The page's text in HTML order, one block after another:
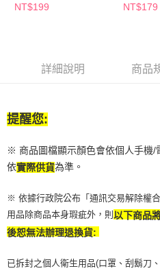
客戶支援中心」
https://
易，需依本服務之必要範圍內提供個
權轉讓予恩沛科技股份有限公司。
３．未成年的使用者請事先徵得法定代
「AFTEE先享後付」，若未經同意申辦
４．使用「AFTEE先享後付」時，將
時審查核予不同之上限額度；若仍有額
請求用戶進行身份認證。
恩沛科技股份有限公司將有權停止該
每筆NT$65，滿NT$490(含以上)免
付款後7-11取貨
宅配(本島)
付款後寶雅門市自取(由倉庫統一出
NT$199
NT$179
詳細說明 商品
提醒您:
※ 商品圖檔顯示顏色會依個人手機/
依實際供貨為準。
※ 依據行政院公布「通訊交易解除權
用品除商品本身瑕疵外，則 以下商品
後恕無法辦理退換貨:
已拆封之個人衛生用品(口罩、刮鬍刀